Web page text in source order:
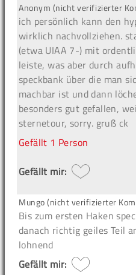
Anonym (nicht verifizierter
ich persönlich kann den
wirklich nachvollziehen.
(etwa UIAA 7-) mit
leiste, was aber durch
speckbank über die man
machbar ist und dann
besonders gut gefallen,
sternetour, sorry. gruß ck
Gefällt 1 Person
Gefällt mir:
Mungo (nicht verifizierter
Bis zum ersten Haken
danach richtig geiles Teil
lohnend
Gefällt mir: